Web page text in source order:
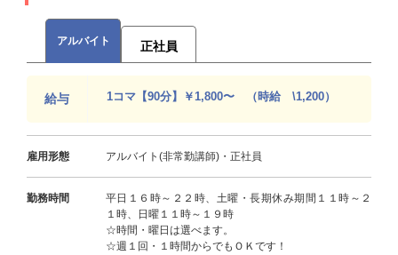
アルバイト 正社員
給与 1コマ【90分】￥1,800〜 （時給 \1,200）
雇用形態 アルバイト(非常勤講師)・正社員
勤務時間
平日１６時～２２時、土曜・長期休み期間１１時～２
１時、日曜１１時～１９時
☆時間・曜日は選べます。
☆週１回・１時間からでもＯＫです！